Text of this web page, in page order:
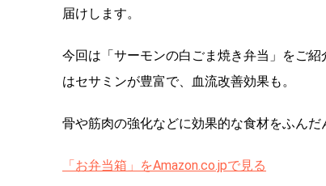
届けします。
今回は「サーモンの白ごま焼き弁当」をご
はセサミンが豊富で、血流改善効果も。
骨や筋肉の強化などに効果的な食材をふん
「お弁当箱」をAmazon.co.jpで見る